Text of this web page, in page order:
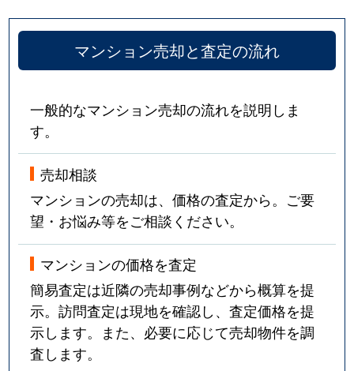
マンション売却と査定の流れ
一般的なマンション売却の流れを説明しま
す。
売却相談
マンションの売却は、価格の査定から。ご要
望・お悩み等をご相談ください。
マンションの価格を査定
簡易査定は近隣の売却事例などから概算を提
示。訪問査定は現地を確認し、査定価格を提
示します。また、必要に応じて売却物件を調
査します。